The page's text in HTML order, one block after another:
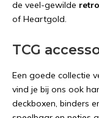
de veel-gewilde
of Heartgold.
TCG
Een goede collectie
vind je bij ons ook
deckboxen, binders